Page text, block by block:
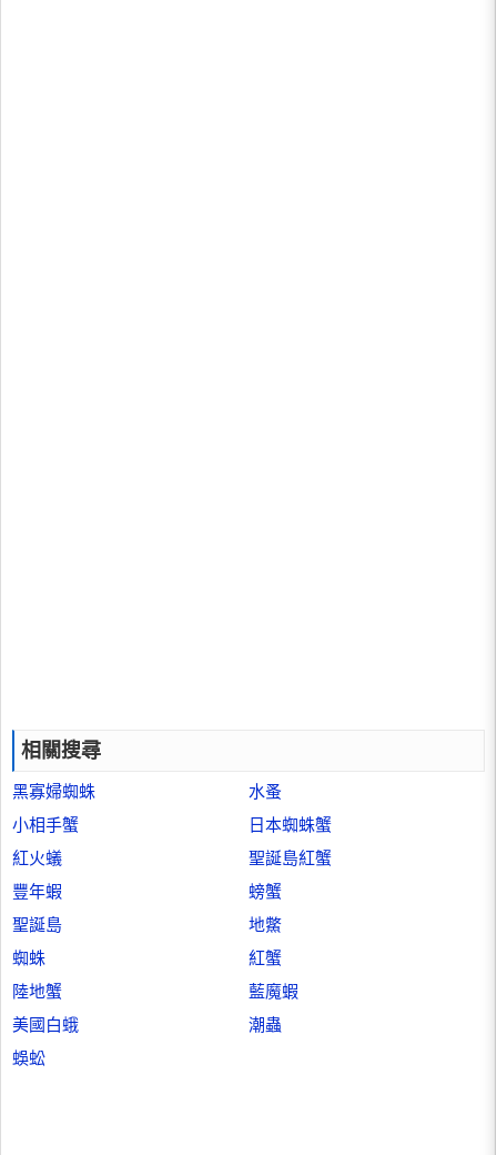
相關搜尋
黑寡婦蜘蛛
水蚤
小相手蟹
日本蜘蛛蟹
紅火蟻
聖誕島紅蟹
豐年蝦
螃蟹
聖誕島
地鱉
蜘蛛
紅蟹
陸地蟹
藍魔蝦
美國白蛾
潮蟲
蜈蚣